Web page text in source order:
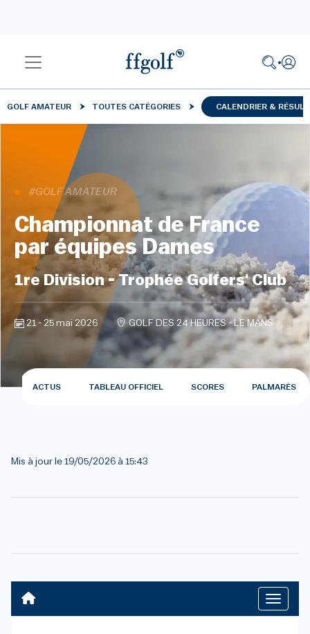
GOLF AMATEUR TOUTES CATÉGORIES CALENDRIER &
#GOLF AMATEUR
Championnat de France
par équipes Dames
1re Division - Trophée Golfers' Club
21 - 25 mai 2026 GOLF DES 24 HEURES - LE MANS
ACTUS TABLEAU OFFICIEL SCORES PALMARÈS
Mis à jour le 19/05/2026 à 15:43